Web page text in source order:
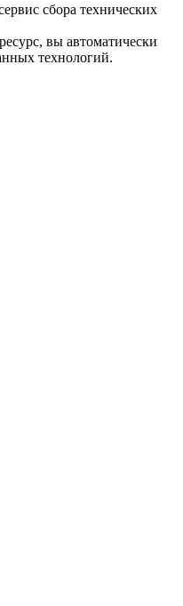
сбора технических
вы автоматически
технологий.